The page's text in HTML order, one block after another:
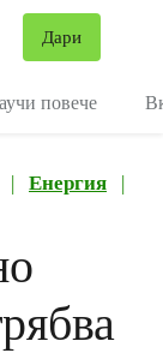
Дари
повече
| Енергия
|